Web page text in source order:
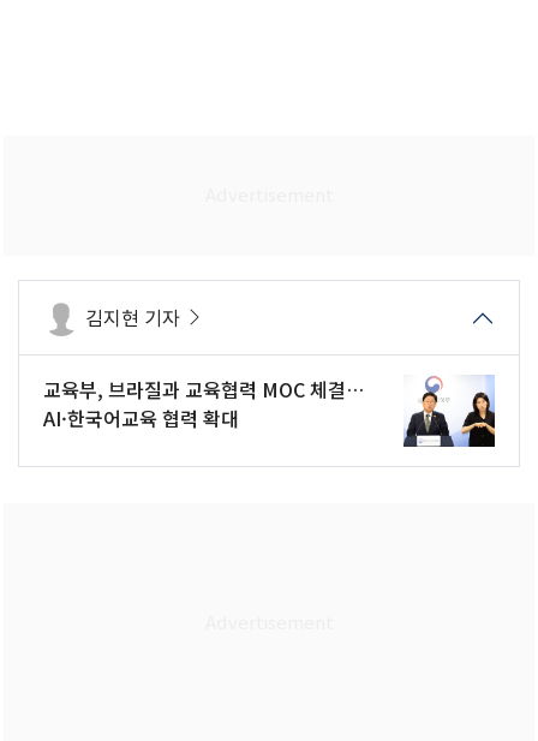
김지현 기자
교육부, 브라질과 교육협력 MOC 체결…
AI·한국어교육 협력 확대